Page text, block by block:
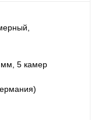
5 камер